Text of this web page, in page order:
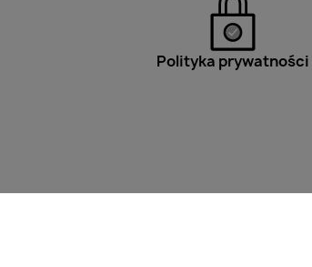
Polityka prywatności